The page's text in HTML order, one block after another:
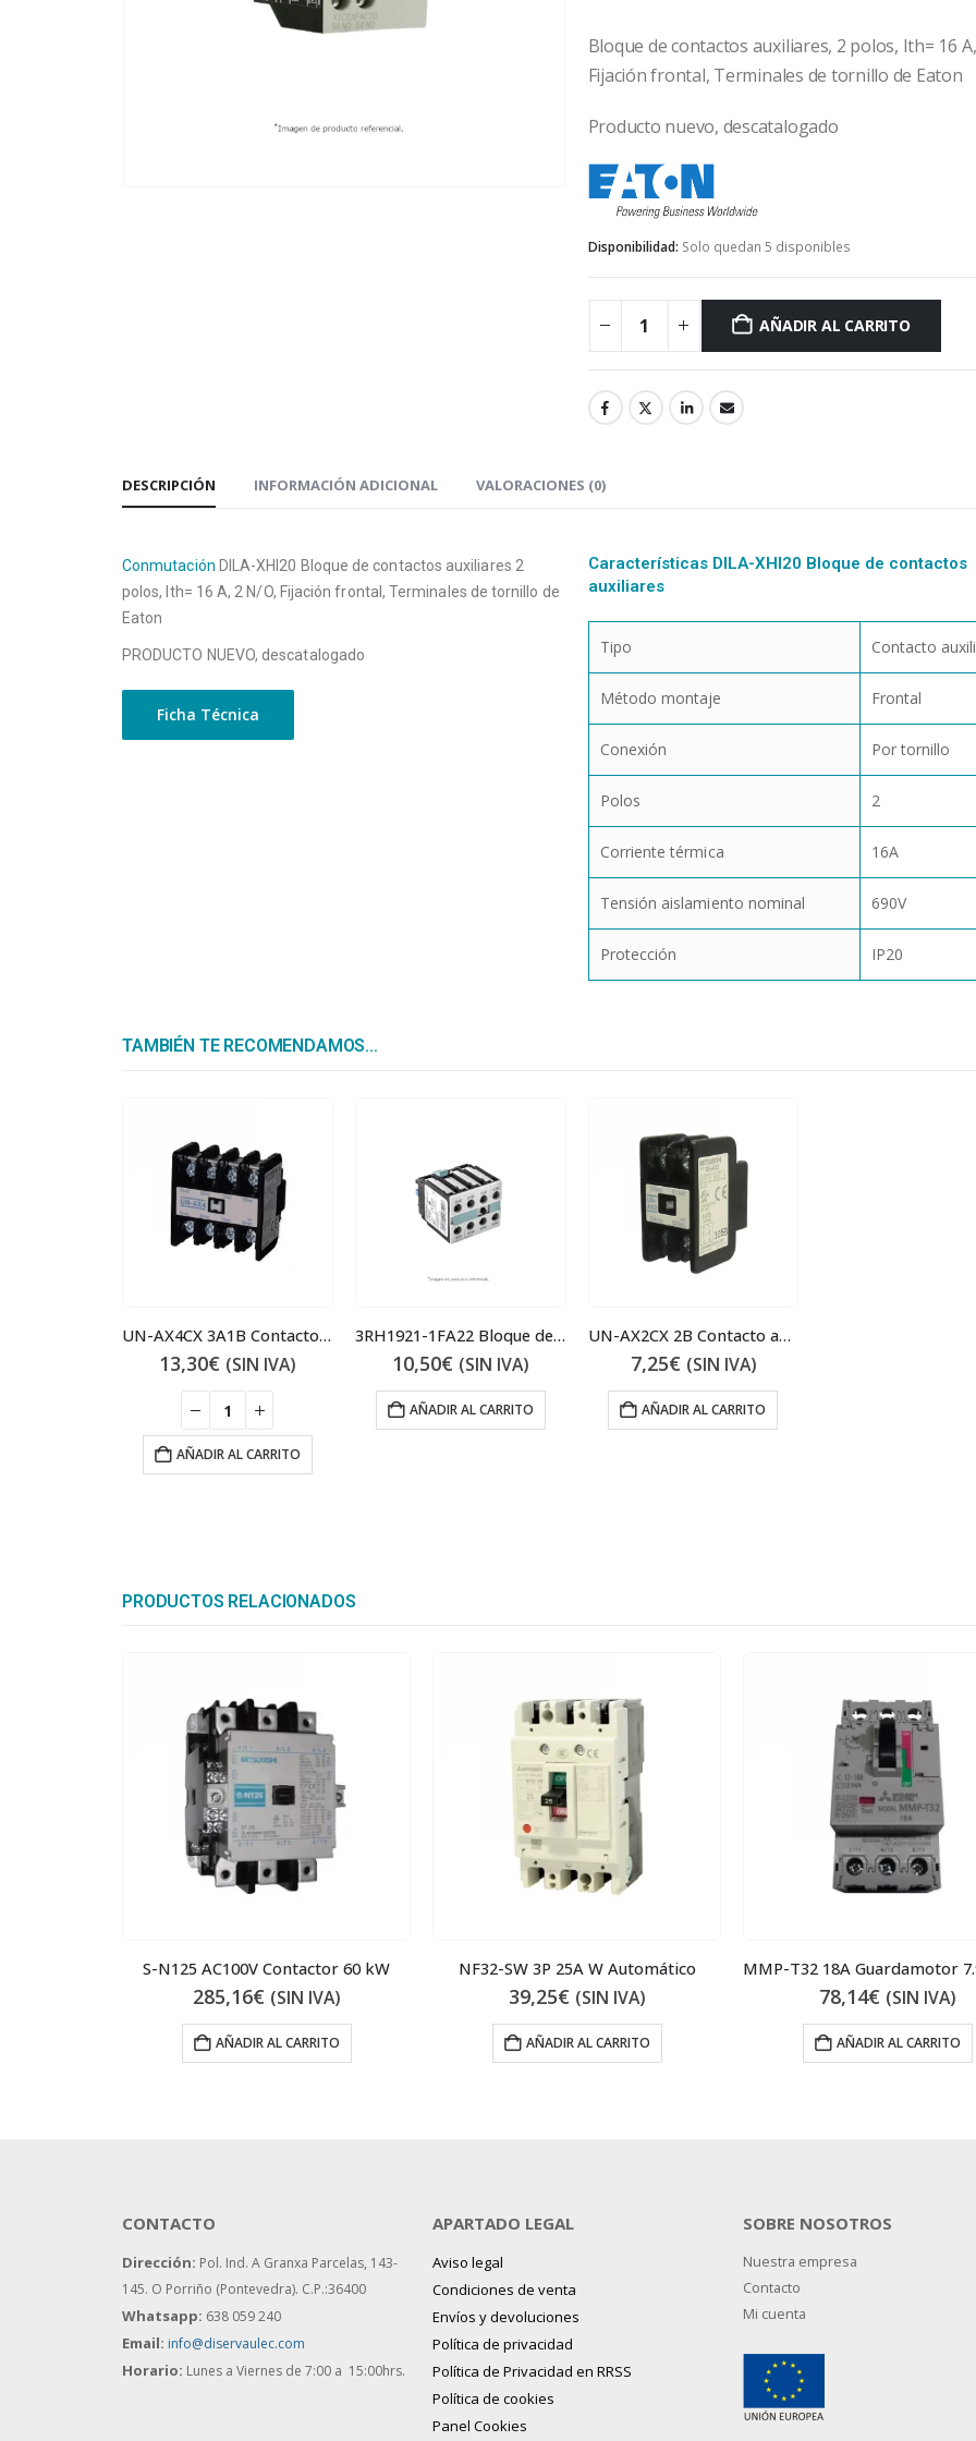
Bloque de contactos auxiliares, 2 polos, Ith= 16
Fijación frontal, Terminales de tornillo de Eaton
Producto nuevo, descatalogado
Disponibilidad: Solo quedan 5 disponibles
AÑADIR AL CARRITO
DESCRIPCIÓN INFORMACIÓN ADICIONAL VALORACIONES (0)
Conmutación DILA-XHI20 Bloque de contactos auxiliares 2
polos, Ith= 16 A, 2 N/O, Fijación frontal, Terminales de tornillo de
Eaton
PRODUCTO NUEVO, descatalogado
Ficha Técnica
Características DILA-XHI20 Bloque de contactos
auxiliares
Tipo Contacto
Método montaje Frontal
Conexión Por tornillo
Polos 2
Corriente térmica 16A
Tensión aislamiento nominal 690V
Protección IP20
TAMBIÉN TE RECOMENDAMOS…
UN-AX4CX 3A1B Contacto auxiliar 3NA 1NC
13,30€ (SIN IVA)
AÑADIR AL CARRITO
3RH1921-1FA22 Bloque de contactos
10,50€ (SIN IVA)
AÑADIR AL CARRITO
UN-AX2CX 2B Contacto auxiliar
7,25€ (SIN IVA)
AÑADIR AL CARRITO
PRODUCTOS RELACIONADOS
S-N125 AC100V Contactor 60 kW
285,16€ (SIN IVA)
AÑADIR AL CARRITO
NF32-SW 3P 25A W Automático
39,25€ (SIN IVA)
AÑADIR AL CARRITO
78,14€ (SIN IVA)
AÑADIR AL CARRITO
CONTACTO
Dirección: Pol. Ind. A Granxa Parcelas, 143-
145. O Porriño (Pontevedra). C.P.:36400
Whatsapp: 638 059 240
Email: info@diservaulec.com
Horario: Lunes a Viernes de 7:00 a 15:00hrs.
APARTADO LEGAL
Aviso legal
Condiciones de venta
Envíos y devoluciones
Política de privacidad
Política de Privacidad en RRSS
Política de cookies
Panel Cookies
SOBRE NOSOTROS
Nuestra empresa
Contacto
Mi cuenta